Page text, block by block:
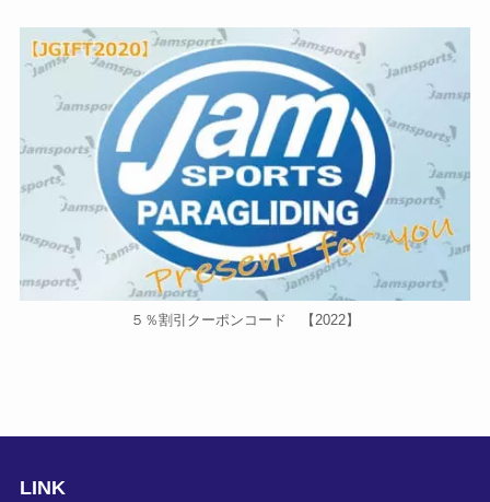
５％割引クーポンコード 【2022】
LINK